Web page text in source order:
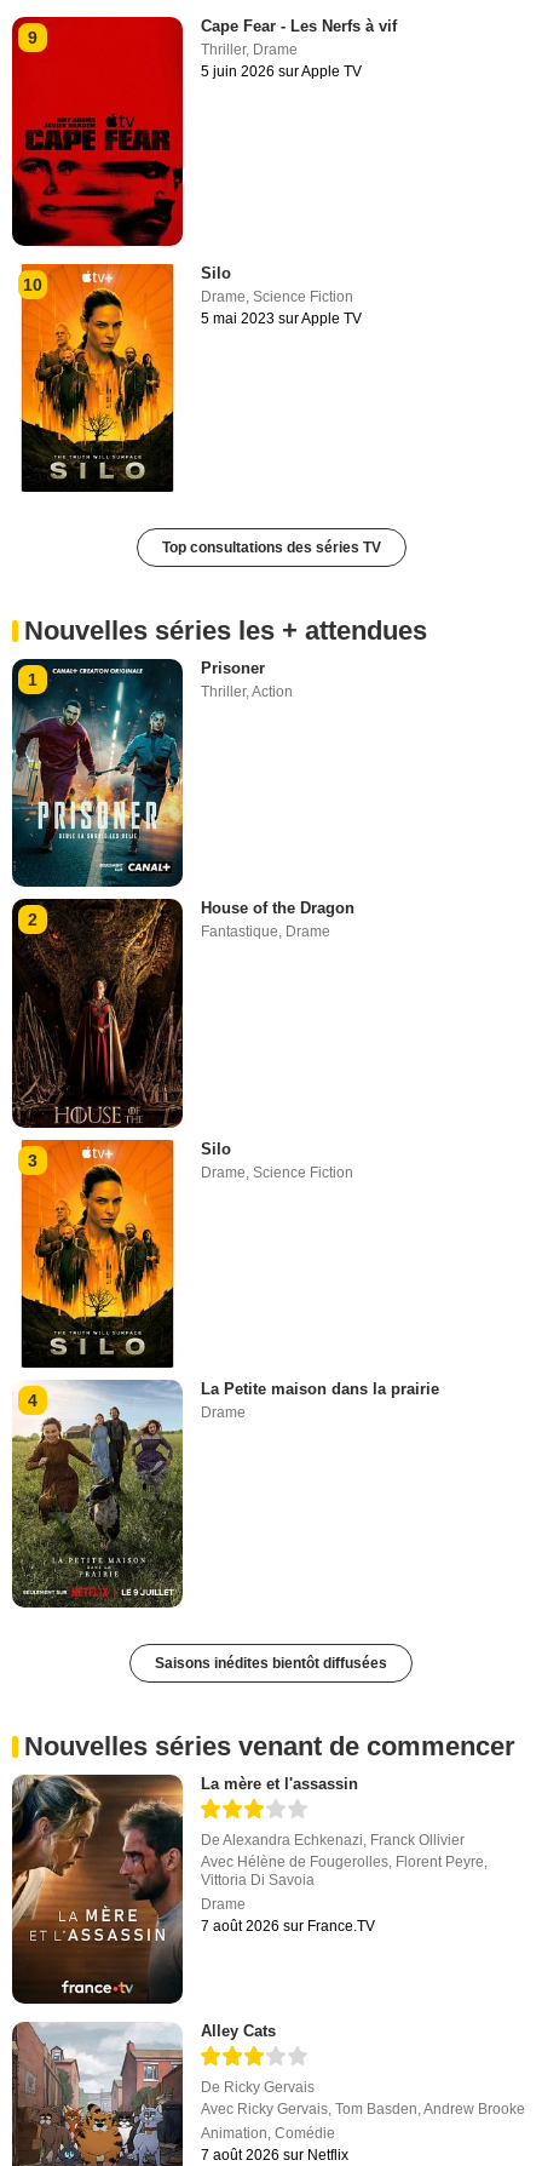
9
Cape Fear - Les Nerfs à vif
Thriller, Drame
5 juin 2026 sur Apple TV
10
Silo
Drame ,Science Fiction
5 mai 2023 sur Apple TV
Top consultations des séries TV
Nouvelles séries les + attendues
1
Prisoner
Thriller,Action
2
House of the Dragon
Fantastique, Drame
3
Silo
Drame ,Science Fiction
4
La Petite maison dans la prairie
Drame
Saisons inédites bientôt diffusées
Nouvelles séries venant de commencer
La mère et l'assassin
DeAlexandra Echkenazi, Franck Ollivier
Avec Hélène de Fougerolles, Florent Peyre,
Vittoria Di Savoia
Drame
7 août 2026 sur France.TV
Alley Cats
De Ricky Gervais
Avec Ricky Gervais ,Tom Basden ,Andrew Brooke
Animation ,Comédie
7 août 2026 sur Netflix